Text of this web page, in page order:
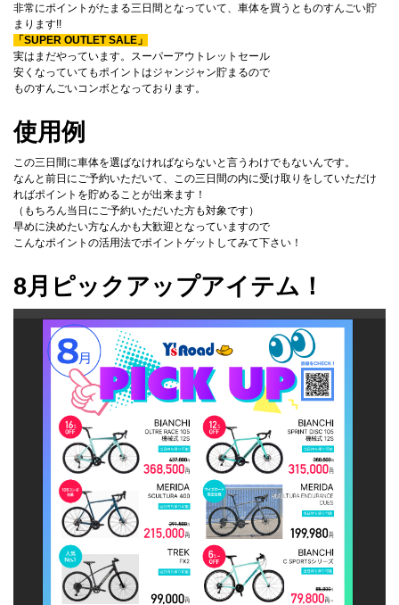
非常にポイントがたまる三日間となっていて、車体を買うとものすんごい貯
まります!!
「SUPER OUTLET SALE」
実はまだやっています。スーパーアウトレットセール
安くなっていてもポイントはジャンジャン貯まるので
ものすんごいコンボとなっております。
使用例
この三日間に車体を選ばなければならないと言うわけでもないんです。
なんと前日にご予約いただいて、この三日間の内に受け取りをしていただけ
ればポイントを貯めることが出来ます！
（もちろん当日にご予約いただいた方も対象です）
早めに決めたい方なんかも大歓迎となっていますので
こんなポイントの活用法でポイントゲットしてみて下さい！
8月ピックアップアイテム！